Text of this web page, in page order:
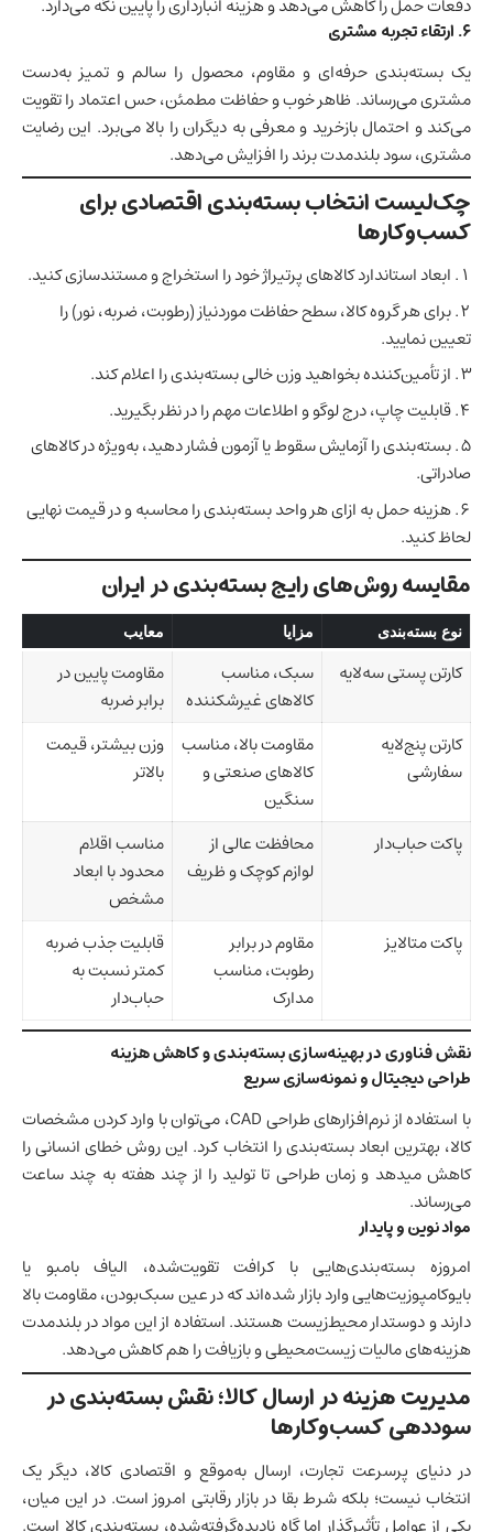
دفعات حمل را کاهش می‌دهد و هزینه انبارداری را پایین نگه می‌دارد.
۶. ارتقاء تجربه مشتری
یک بسته‌بندی حرفه‌ای و مقاوم، محصول را سالم و تمیز به‌دست
مشتری می‌رساند. ظاهر خوب و حفاظت مطمئن، حس اعتماد را تقویت
می‌کند و احتمال بازخرید و معرفی به دیگران را بالا می‌برد. این رضایت
مشتری، سود بلندمدت برند را افزایش می‌دهد.
چک‌لیست انتخاب بسته‌بندی اقتصادی برای
کسب‌وکارها
ابعاد استاندارد کالاهای پرتیراژ خود را استخراج و مستندسازی کنید.
برای هر گروه کالا، سطح حفاظت موردنیاز (رطوبت، ضربه، نور) را
تعیین نمایید.
از تأمین‌کننده بخواهید وزن خالی بسته‌بندی را اعلام کند.
قابلیت چاپ، درج لوگو و اطلاعات مهم را در نظر بگیرید.
بسته‌بندی را آزمایش سقوط یا آزمون فشار دهید، به‌ویژه در کالاهای
صادراتی.
هزینه حمل به ازای هر واحد بسته‌بندی را محاسبه و در قیمت نهایی
لحاظ کنید.
مقایسه روش‌های رایج بسته‌بندی در ایران
نوع بسته‌بندی مزایا معایب
کارتن پستی سه‌لایه
سبک، مناسب
کالاهای غیرشکننده
مقاومت پایین در
برابر ضربه
کارتن پنج‌لایه
سفارشی
مقاومت بالا، مناسب
کالاهای صنعتی و
سنگین
وزن بیشتر، قیمت
بالاتر
پاکت حباب‌دار
محافظت عالی از
لوازم کوچک و ظریف
مناسب اقلام
محدود با ابعاد
مشخص
پاکت متالایز
مقاوم در برابر
رطوبت، مناسب
مدارک
قابلیت جذب ضربه
کمتر نسبت به
حباب‌دار
نقش فناوری در بهینه‌سازی بسته‌بندی و کاهش هزینه
طراحی دیجیتال و نمونه‌سازی سریع
با استفاده از نرم‌افزارهای طراحی CAD، می‌توان با وارد کردن مشخصات
کالا، بهترین ابعاد بسته‌بندیرا انتخاب کرد. این روش خطای انسانی را
کاهش میدهد و زمان طراحی تا تولید را از چند هفته به چند ساعت
می‌رساند.
مواد نوین و پایدار
امروزه بسته‌بندی‌هایی با کرافت تقویت‌شده، الیاف بامبو یا
بایوکامپوزیت‌هایی وارد بازار شده‌اند که در عین سبک‌بودن، مقاومت بالا
دارند و دوستدار محیط‌زیست هستند. استفاده از این مواد در بلندمدت
هزینه‌های مالیات زیست‌محیطی و بازیافت را هم کاهش می‌دهد.
مدیریت هزینه در ارسال کالا؛ نقش بسته‌بندی در
سوددهی کسب‌وکارها
در دنیای پرسرعت تجارت، ارسال به‌موقع و اقتصادی کالا، دیگر یک
انتخاب نیست؛ بلکه شرط بقا در بازار رقابتی امروز است. در این میان،
یکی از عوامل تأثیرگذار اما گاه نادیده‌گرفته‌شده، بسته‌بندی کالا است.